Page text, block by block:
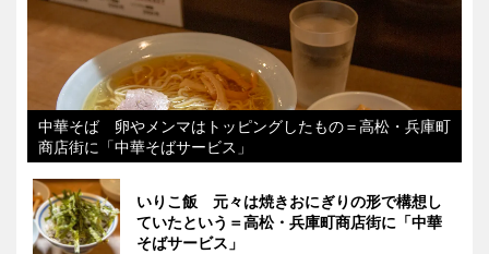
中華そば 卵やメンマはトッピングしたもの＝高松・兵庫町
商店街に「中華そばサービス」
いりこ飯 元々は焼きおにぎりの形で構想し
ていたという＝高松・兵庫町商店街に「中華
そばサービス」